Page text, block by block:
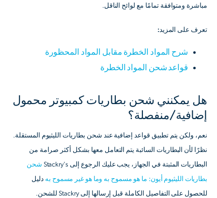
مباشرة ومتوافقة تمامًا مع لوائح الناقل.
تعرف على المزيد:
شرح المواد الخطرة مقابل المواد المحظورة
قواعد شحن المواد الخطرة
هل يمكنني شحن بطاريات كمبيوتر محمول
إضافية/منفصلة؟
نعم، ولكن يتم تطبيق قواعد إضافية عند شحن بطاريات الليثيوم المستقلة.
نظرًا لأن البطاريات السائبة يتم التعامل معها بشكل أكثر صرامة من
البطاريات المثبتة في الجهاز، يجب عليك الرجوع إلى Stackry's شحن
بطاريات الليثيوم أيون: ما هو مسموح به وما هو غير مسموح به دليل
للحصول على التفاصيل الكاملة قبل إرسالها إلى Stackry للشحن.